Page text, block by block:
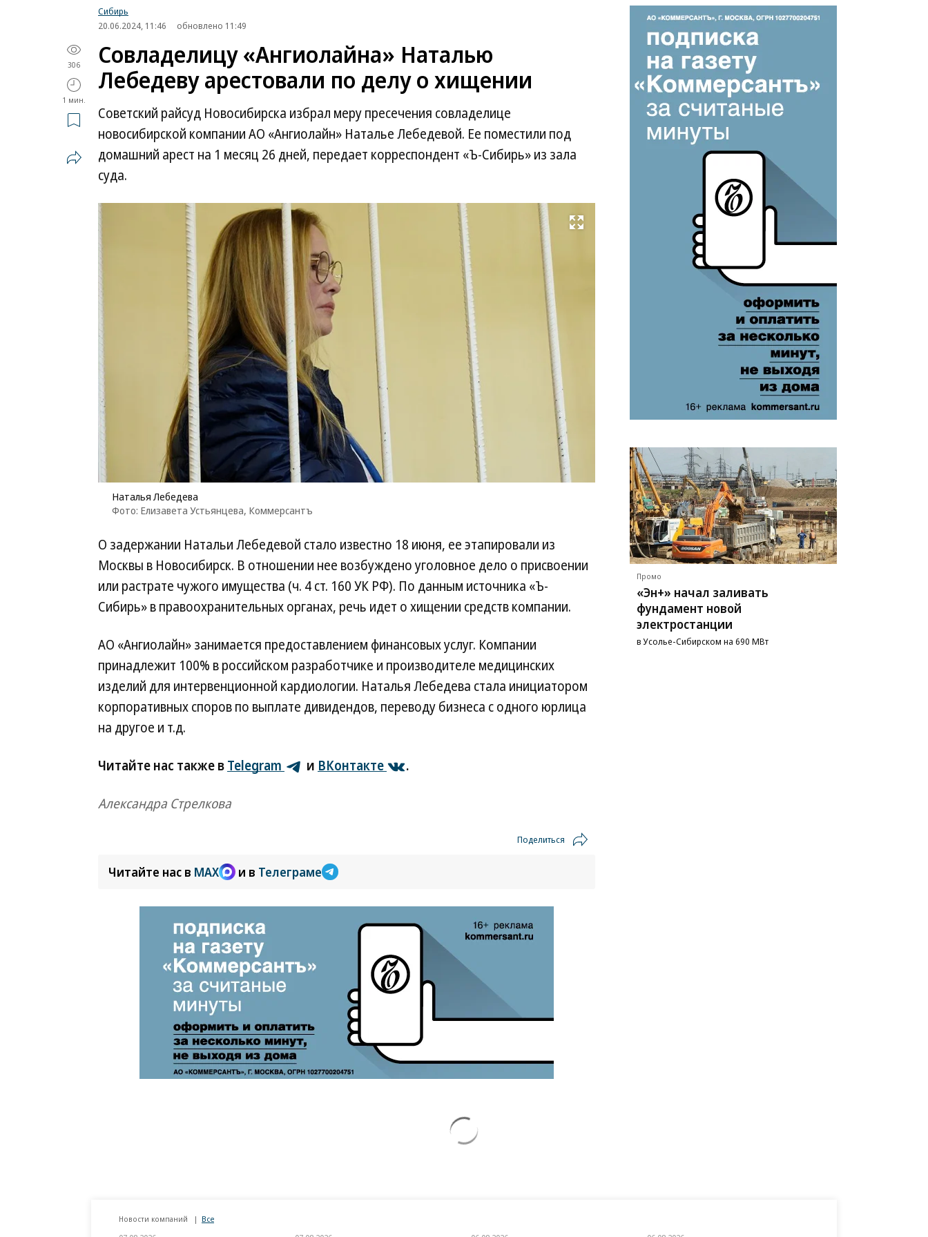
Сибирь
20.06.2024, 11:46
обновлено 11:49
306
1 мин.
Совладелицу «Ангиолайна» Наталью
Лебедеву арестовали по делу о хищении
Советский райсуд Новосибирска избрал меру пресечения совладелице
новосибирской компании АО «Ангиолайн» Наталье Лебедевой. Ее поместили под
домашний арест на 1 месяц 26 дней, передает корреспондент «Ъ-Сибирь» из зала
суда.
Развернуть на весь экран
Наталья Лебедева
Фото: Елизавета Устьянцева, Коммерсантъ
О задержании Натальи Лебедевой стало известно 18 июня, ее этапировали из
Москвы в Новосибирск. В отношении нее возбуждено уголовное дело о присвоении
или растрате чужого имущества (ч. 4 ст. 160 УК РФ). По данным источника «Ъ-
Сибирь» в правоохранительных органах, речь идет о хищении средств компании.
АО «Ангиолайн» занимается предоставлением финансовых услуг. Компании
принадлежит 100% в российском разработчике и производителе медицинских
изделий для интервенционной кардиологии. Наталья Лебедева стала инициатором
корпоративных споров по выплате дивидендов, переводу бизнеса с одного юрлица
на другое и т.д.
Читайте нас также вTelegram и ВКонтакте .
Александра Стрелкова
Поделиться
Читайте нас в MAX и в Телеграме
Промо
«Эн+» начал заливать
фундамент новой
электростанции
в Усолье-Сибирском на 690 МВт
Новости компаний Все